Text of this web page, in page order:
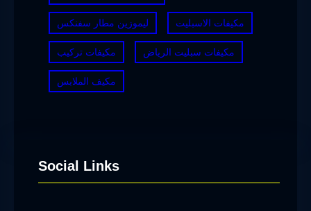
ليموزين مطار سفنكس مكيفات الاسبليت
مكيفات تركيب مكيفات سبليت الرياض
مكيف الملابس
Social Links